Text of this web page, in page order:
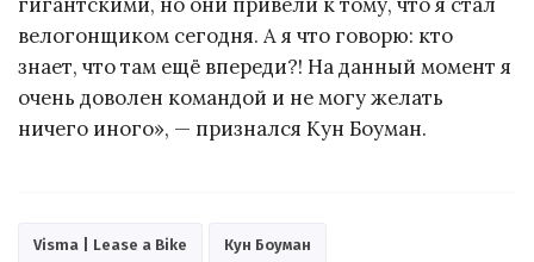
велогонщиком сегодня. А я что говорю: кто
знает, что там ещё впереди?! На данный момент я
очень доволен командой и не могу желать
ничего иного», — признался Кун Боуман.
Visma | Lease a Bike Кун Боуман